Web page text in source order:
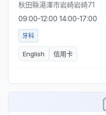
秋田縣湯澤市岩崎岩崎71
09:00-12:00 14:00-17:00
牙科
English 信用卡